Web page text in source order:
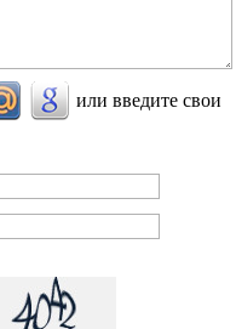
или введите свои